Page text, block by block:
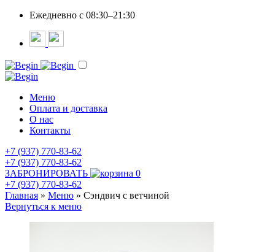
Ежедневно c 08:30–21:30
Меню
Оплата и доставка
О нас
Контакты
+7 (937) 770-83-62
+7 (937) 770-83-62
ЗАБРОНИРОВАТЬ
0
+7 (937) 770-83-62
Главная » Меню » Сэндвич с ветчиной
Вернуться к меню